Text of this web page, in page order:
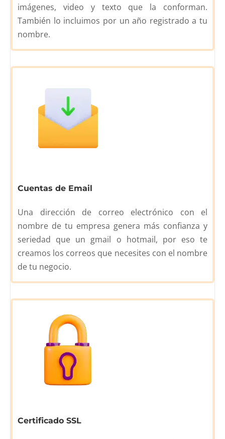
imágenes, video y texto que la conforman.
También lo incluimos por un año registrado a tu
nombre.
Cuentas de Email
Una dirección de correo electrónico con el
nombre de tu empresa genera más confianza y
seriedad que un gmail o hotmail, por eso te
creamos los correos que necesites con el nombre
de tu negocio.
Certificado SSL